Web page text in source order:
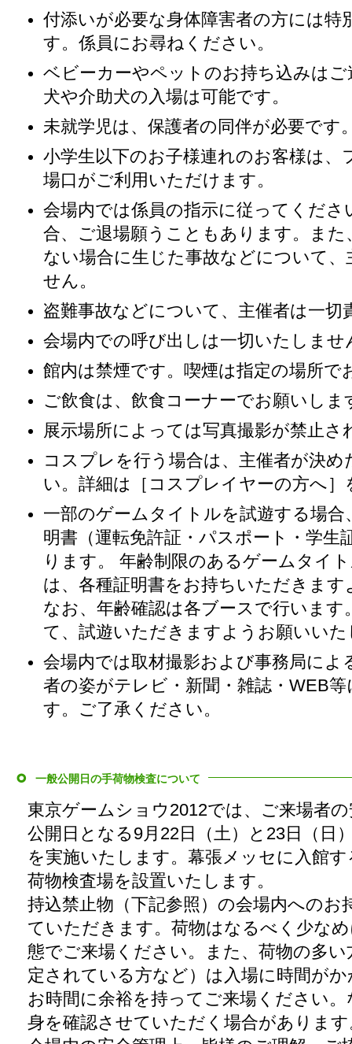
付添いが必要な身体障害者の方には特
す。係員にお尋ねください。
ベビーカーやペットのお持ち込みは
犬や介助犬の入場は可能です。
未就学児は、保護者の同伴が必要です
小学生以下のお子様連れのお客様は、
場口がご利用いただけます。
会場内では係員の指示に従ってくだ
合、ご退場願うこともあります。ま
ない場合に生じた事故などについて
せん。
盗難事故などについて、主催者は一切
会場内での呼び出しは一切いたしませ
館内は禁煙です。喫煙は指定の場所で
ご飲食は、飲食コーナーでお願いしま
展示場所によっては写真撮影が禁止
コスプレを行う場合は、主催者が決
い。詳細は［コスプレイヤーの方へ
一部のゲームタイトルを試遊する場
明書（運転免許証・パスポート・学生
ります。 年齢制限のあるゲームタイ
は、各種証明書をお持ちいただきま
なお、年齢確認は各ブースで行いま
て、試遊いただきますようお願いい
会場内では取材撮影および事務局によ
者の姿がテレビ・新聞・雑誌・WEB
す。ご了承ください。
一般公開日の手荷物検査について
東京ゲームショウ2012では、ご来場者
公開日となる9月22日（土）と23日（日
を実施いたします。幕張メッセに入館
荷物検査場を設置いたします。
持込禁止物（下記参照）の会場内への
ていただきます。荷物はなるべく少な
態でご来場ください。また、荷物の多
定されている方など）は入場に時間が
お時間に余裕を持ってご来場ください
身を確認させていただく場合があります